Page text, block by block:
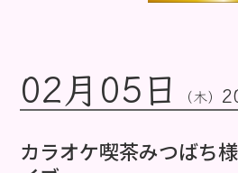
イベン
動画
02月05日 （木）
カラオケ喫茶みつばち